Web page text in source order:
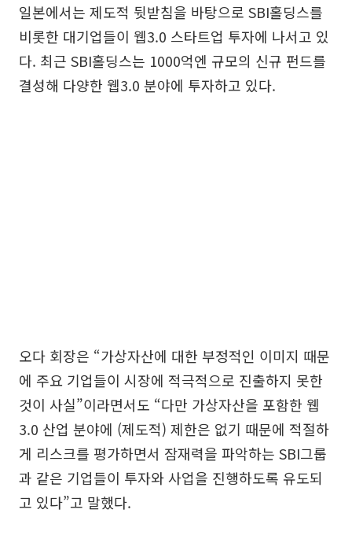
일본에서는 제도적 뒷받침을 바탕으로 SBI홀딩스를
비롯한 대기업들이 웹3.0 스타트업 투자에 나서고 있
다. 최근 SBI홀딩스는 1000억엔 규모의 신규 펀드를
결성해 다양한 웹3.0 분야에 투자하고 있다.
오다 회장은 “가상자산에 대한 부정적인 이미지 때문
에 주요 기업들이 시장에 적극적으로 진출하지 못한
것이 사실”이라면서도 “다만 가상자산을 포함한 웹
3.0 산업 분야에 (제도적) 제한은 없기 때문에 적절하
게 리스크를 평가하면서 잠재력을 파악하는 SBI그룹
과 같은 기업들이 투자와 사업을 진행하도록 유도되
고 있다”고 말했다.